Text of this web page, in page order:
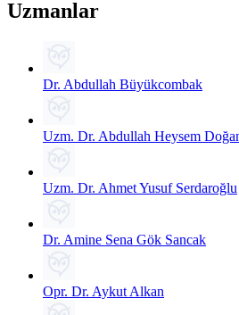
Uzmanlar
Dr. Abdullah Büyükcombak
Uzm. Dr. Abdullah Heysem
Uzm. Dr. Ahmet Yusuf Serdaroğlu
Dr. Amine Sena Gök Sancak
Opr. Dr. Aykut Alkan